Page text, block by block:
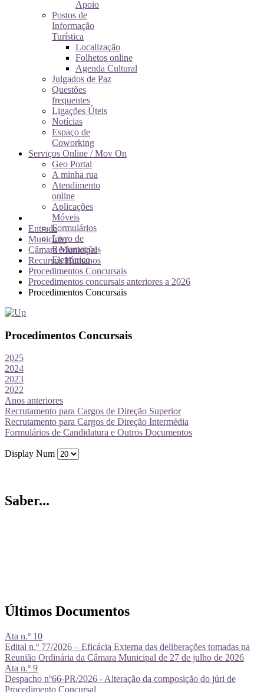
Apoio
Postos de
Informação
Turística
Localização
Folhetos online
Agenda Cultural
Julgados de Paz
Questões
frequentes
Ligações Úteis
Notícias
Espaço de
Coworking
Serviços Online / Mov On
Geo Portal
A minha rua
Atendimento
online
Aplicações
Móveis
Formulários
Livro de
Reclamações
Eletrónico
Entrada
Município
Câmara Municipal
Recursos Humanos
Procedimentos Concursais
Procedimentos concursais anteriores a 2026
Procedimentos Concursais
Procedimentos Concursais
2025
2024
2023
2022
Anos anteriores
Recrutamento para Cargos de Direção Superior
Recrutamento para Cargos de Direção Intermédia
Formulários de Candidatura e Outros Documentos
Display Num
Saber...
Últimos Documentos
Ata n.º 10
Edital n.º 77/2026 – Eficácia Externa das deliberações tomadas na
Reunião Ordinária da Câmara Municipal de 27 de julho de 2026
Ata n.º 9
Despacho nº66-PR/2026 - Alteração da composição do júri de
Procedimento Concursal